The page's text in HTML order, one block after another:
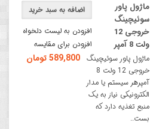
اضافه به سبد خرید
افزودن به لیست دلخواه
افزودن برای مقایسه
589,800 تومان
ماژول پاور
سوئیچینگ
خروجی 12
ولت 8 آمپر
ماژول پاور سوئیچینگ
خروجی 12 ولت 8
آمپرهر سیستم یا مدار
الکترونیکی نیاز به یک
منبع تغذیه دارد که
بست..